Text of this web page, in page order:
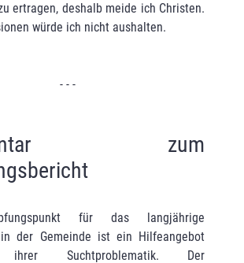
ertragen, deshalb meide ich Christen.
würde ich nicht aushalten.
- - -
zum
für das langjährige
in der Gemeinde ist ein Hilfeangebot
ihrer Suchtproblematik. Der